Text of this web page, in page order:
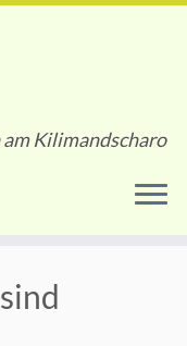
Kilimandscharo